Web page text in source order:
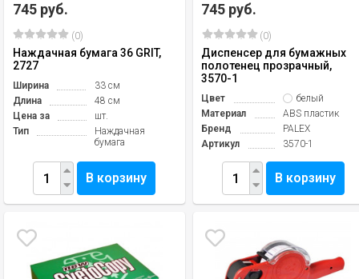
745 руб.
(0)
Наждачная бумага 36 GRIT,
2727
Ширина
33 см
Длина
48 см
Цена за
шт.
Тип
Наждачная
бумага
В корзину
745 руб.
(0)
Диспенсер для бумажных
полотенец прозрачный,
3570-1
Цвет
белый
Материал
ABS пластик
Бренд
PALEX
Артикул
3570-1
В корзину